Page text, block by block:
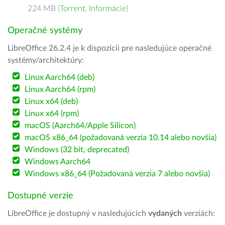
224 MB (Torrent, Informácie)
Operačné systémy
LibreOffice 26.2.4 je k dispozícii pre nasledujúce operačné
systémy/architektúry:
Linux Aarch64 (deb)
Linux Aarch64 (rpm)
Linux x64 (deb)
Linux x64 (rpm)
macOS (Aarch64/Apple Silicon)
macOS x86_64 (požadovaná verzia 10.14 alebo novšia)
Windows (32 bit, deprecated)
Windows Aarch64
Windows x86_64 (Požadovaná verzia 7 alebo novšia)
Dostupné verzie
LibreOffice je dostupný v nasledujúcich vydaných verziách: